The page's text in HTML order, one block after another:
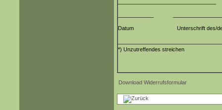
Datum Unterschrift des/der
*) Unzutreffendes streichen
Download Widerrufsformular